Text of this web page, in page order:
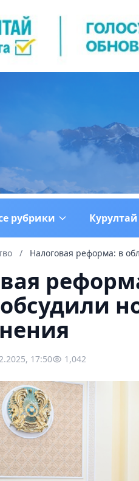
рубрики Курултай
/ Налоговая реформа: в
17:50 1,042